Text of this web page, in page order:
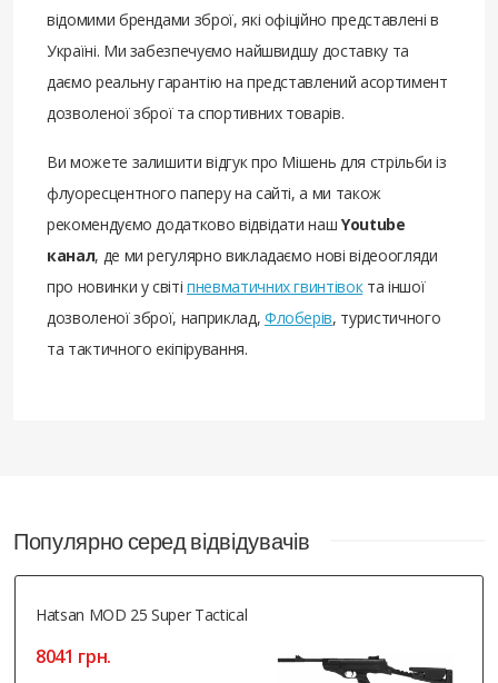
відомими брендами зброї, які офіційно представлені в
Україні. Ми забезпечуємо найшвидшу доставку та
даємо реальну гарантію на представлений асортимент
дозволеної зброї та спортивних товарів.
Ви можете залишити відгук про Мішень для стрільби із
флуоресцентного паперу на сайті, а ми також
рекомендуємо додатково відвідати нашYoutube
канал, де ми регулярно викладаємо нові відеоогляди
про новинки у світіпневматичних гвинтівокта іншої
дозволеної зброї, наприклад, Флоберів, туристичного
та тактичного екіпірування.
Популярно серед відвідувачів
Hatsan MOD 25 Super Tactical
8041 грн.